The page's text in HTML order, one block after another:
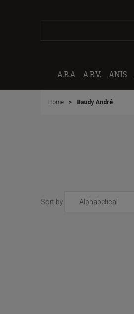
A.B.A A.B.V. ANIS
Home Baudy André
Sort by